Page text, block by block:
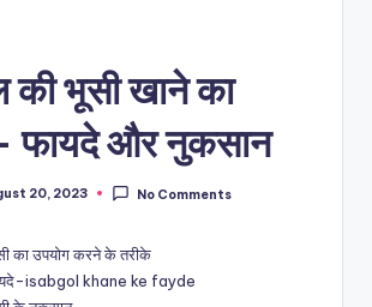
की भूसी खाने का
फायदे और नुकसान
20, 2023 No Comments
का उपयोग करने के तरीके
isabgol khane ke fayde